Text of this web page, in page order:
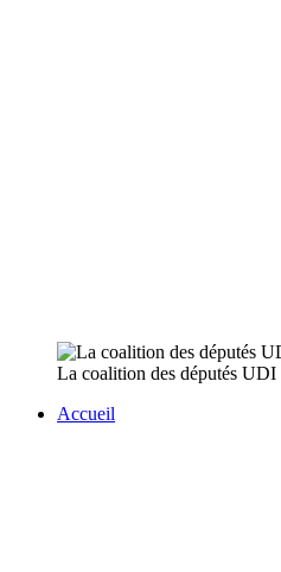
La coalition des députés UDI
Accueil